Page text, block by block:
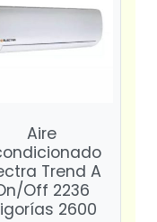
Aire
Trend A
Off 2236
2600